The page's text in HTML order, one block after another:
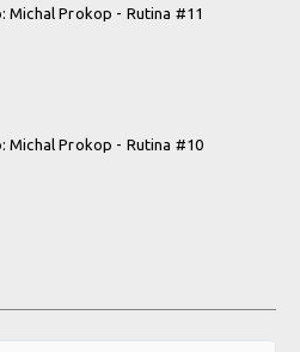
Michal Prokop - Rutina #11
Michal Prokop - Rutina #10